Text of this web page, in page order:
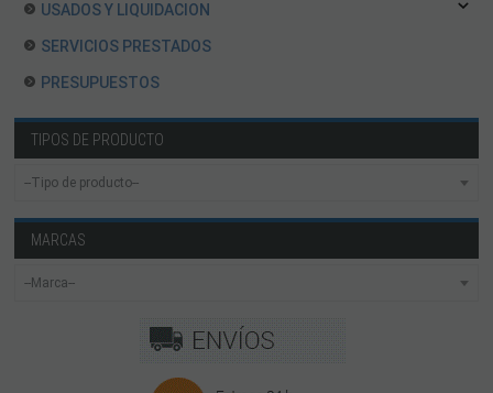
USADOS Y LIQUIDACION
SERVICIOS PRESTADOS
PRESUPUESTOS
TIPOS DE PRODUCTO
MARCAS